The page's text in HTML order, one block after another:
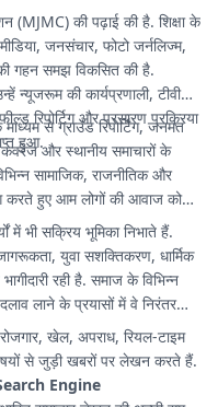
(MJMC) की पढ़ाई की है. शिक्षा के
जनसंचार, फोटो जर्नलिज्म,
गहन समझ विकसित की है.
न्यूजरूम की कार्यप्रणाली, टीवी
रिपोर्टिग और प्रसारण प्रक्रिया
हुआ.
माध्यम से ग्राउंड रिपोर्टिंग, जनमत
और स्थानीय समाचारों के
सामाजिक, राजनीतिक और
करते हुए आम लोगों की आवाज को
में भी सक्रिय भूमिका निभाते हैं.
युवा सशक्तिकरण, धार्मिक
रही है. समाज के विभिन्न
लाने के प्रयासों में वे निरंतर
खेल, अपराध, रियल-टाइम
से जुड़ी खबरों पर लेखन करते हैं.
Engine